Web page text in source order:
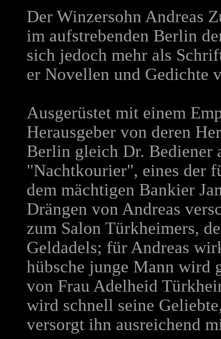
Der Winzersohn Andreas
im aufstrebenden Berlin
sich jedoch mehr als
er Novellen und Gedichte
Ausgerüstet mit einem
Herausgeber von deren
Berlin gleich Dr. Bediener
"Nachtkourier", eines der
dem mächtigen Bankier
Drängen von Andreas
zum Salon Türkheimers,
Geldadels; für Andreas
hübsche junge Mann wird
von Frau Adelheid
wird schnell seine
versorgt ihn ausreichend